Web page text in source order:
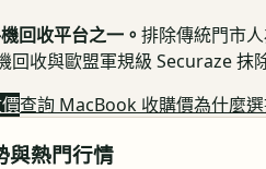
回收平台之一。 排除傳統門市
回收與歐盟軍規級 Securaze 抹
查詢 MacBook 收購價為什麼
與熱門行情